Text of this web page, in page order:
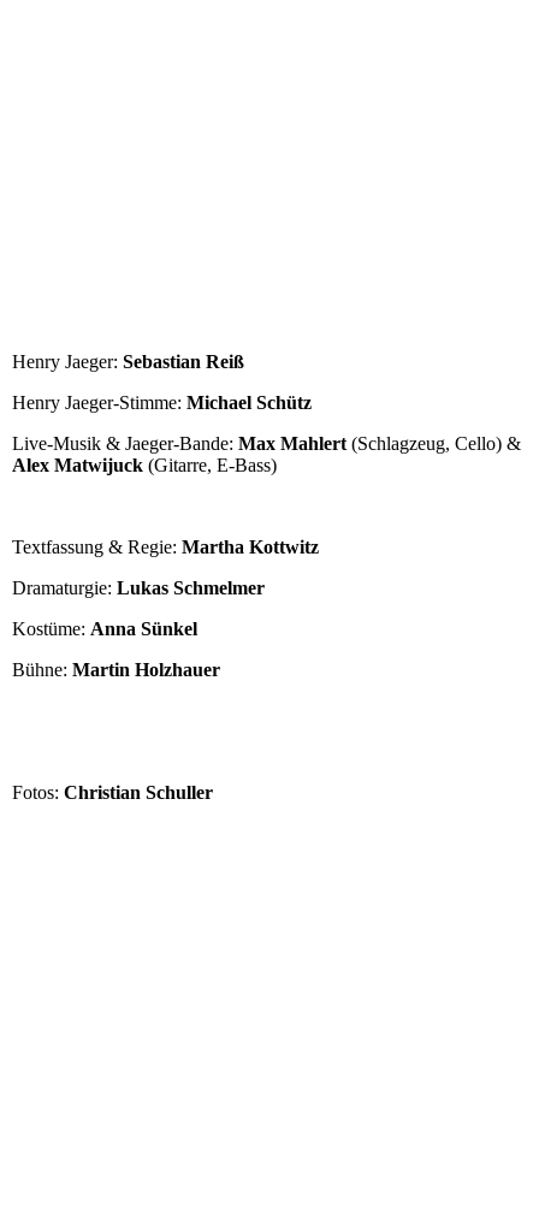
Henry Jaeger: Sebastian Reiß
Henry Jaeger-Stimme: Michael Schütz
Live-Musik & Jaeger-Bande: Max Mahlert (Schlagzeug, Cello) &
Alex Matwijuck (Gitarre, E-Bass)
Textfassung & Regie: Martha Kottwitz
Dramaturgie: Lukas Schmelmer
Kostüme: Anna Sünkel
Bühne: Martin Holzhauer
Fotos: Christian Schuller